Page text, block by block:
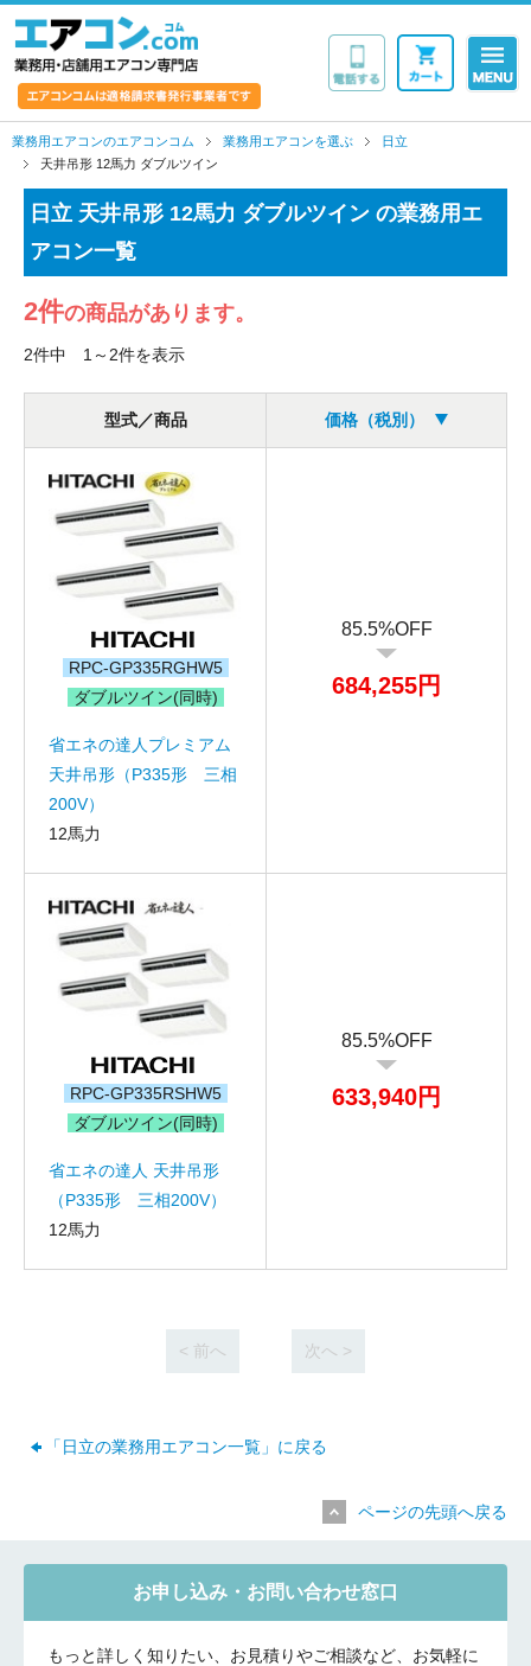
業務用エアコンのエアコンコム 業務用エアコンを選ぶ
日立
天井吊形 12馬力 ダブルツイン
日立 天井吊形 12馬力 ダブルツイン の業務用エ
アコン一覧
2件の商品があります。
2件中 1～2件を表示
型式／商品 価格（税別）
RPC-GP335RGHW5
ダブルツイン(同時)
省エネの達人プレミアム
天井吊形（P335形 三相
200V）
12馬力
85.5%OFF
684,255円
RPC-GP335RSHW5
ダブルツイン(同時)
省エネの達人 天井吊形
（P335形 三相200V）
12馬力
85.5%OFF
633,940円
< 前へ 次へ >
「日立の業務用エアコン一覧」に戻る
ページの先頭へ戻る
お申し込み・お問い合わせ窓口
もっと詳しく知りたい、お見積りやご相談など、お気軽に
お名前
電話番号
お問合せ内容
ご相談